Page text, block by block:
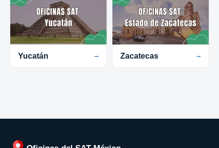
Yucatán → Zacatecas →